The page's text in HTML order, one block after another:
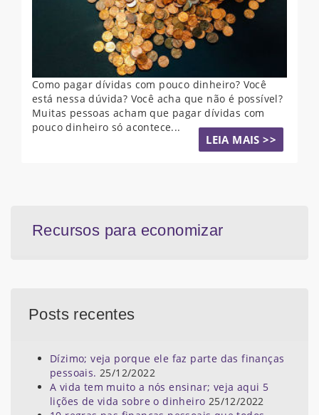
Como pagar dívidas com pouco dinheiro? Você
está nessa dúvida? Você acha que não é possível?
Muitas pessoas acham que pagar dívidas com
pouco dinheiro só acontece...
LEIA MAIS >>
Recursos para economizar
Posts recentes
Dízimo; veja porque ele faz parte das finanças
pessoais. 25/12/2022
A vida tem muito a nós ensinar; veja aqui 5
lições de vida sobre o dinheiro 25/12/2022